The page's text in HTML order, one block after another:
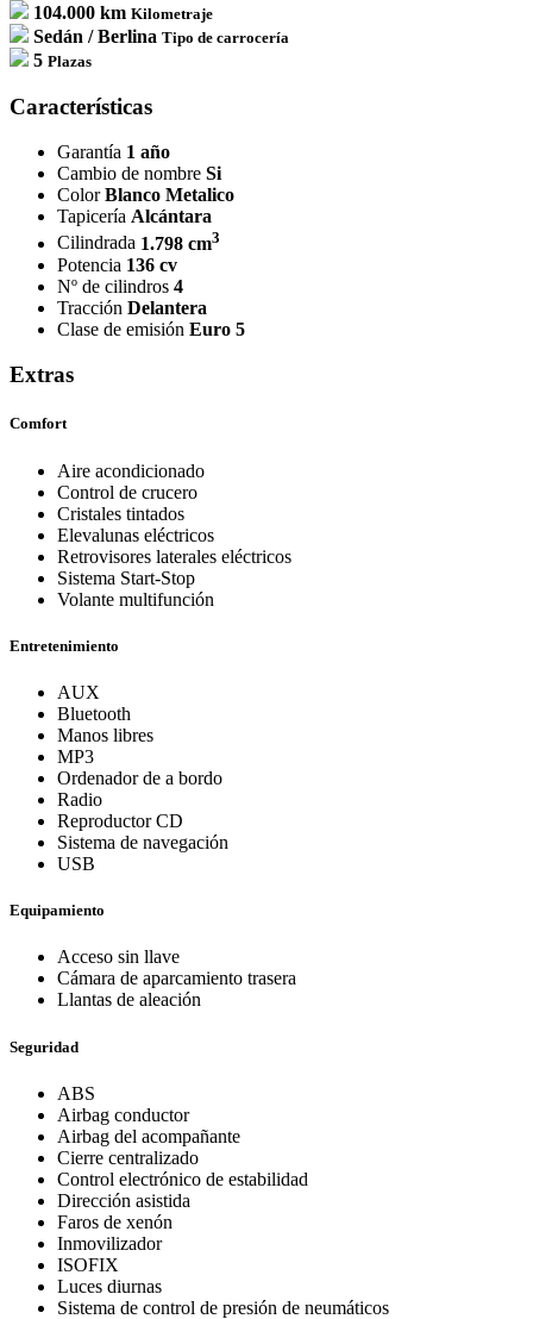
104.000 km Kilometraje
Sedán / Berlina Tipo de carrocería
5 Plazas
Características
Garantía 1 año
Cambio de nombre Si
ColorBlanco Metalico
Tapicería Alcántara
Cilindrada 1.798 cm3
Potencia 136 cv
Nº de cilindros 4
Tracción Delantera
Clase de emisión Euro 5
Extras
Comfort
Aire acondicionado
Control de crucero
Cristales tintados
Elevalunas eléctricos
Retrovisores laterales eléctricos
Sistema Start-Stop
Volante multifunción
Entretenimiento
AUX
Bluetooth
Manos libres
MP3
Ordenador de a bordo
Radio
Reproductor CD
Sistema de navegación
USB
Equipamiento
Acceso sin llave
Cámara de aparcamiento trasera
Llantas de aleación
Seguridad
ABS
Airbag conductor
Airbag del acompañante
Cierre centralizado
Control electrónico de estabilidad
Dirección asistida
Faros de xenón
Inmovilizador
ISOFIX
Luces diurnas
Sistema de control de presión de neumáticos